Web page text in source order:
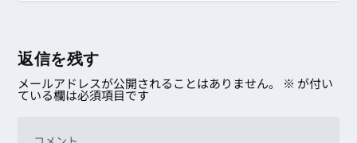
返信を残す
メールアドレスが公開されることはありません。 ※ が付い
ている欄は必須項目です